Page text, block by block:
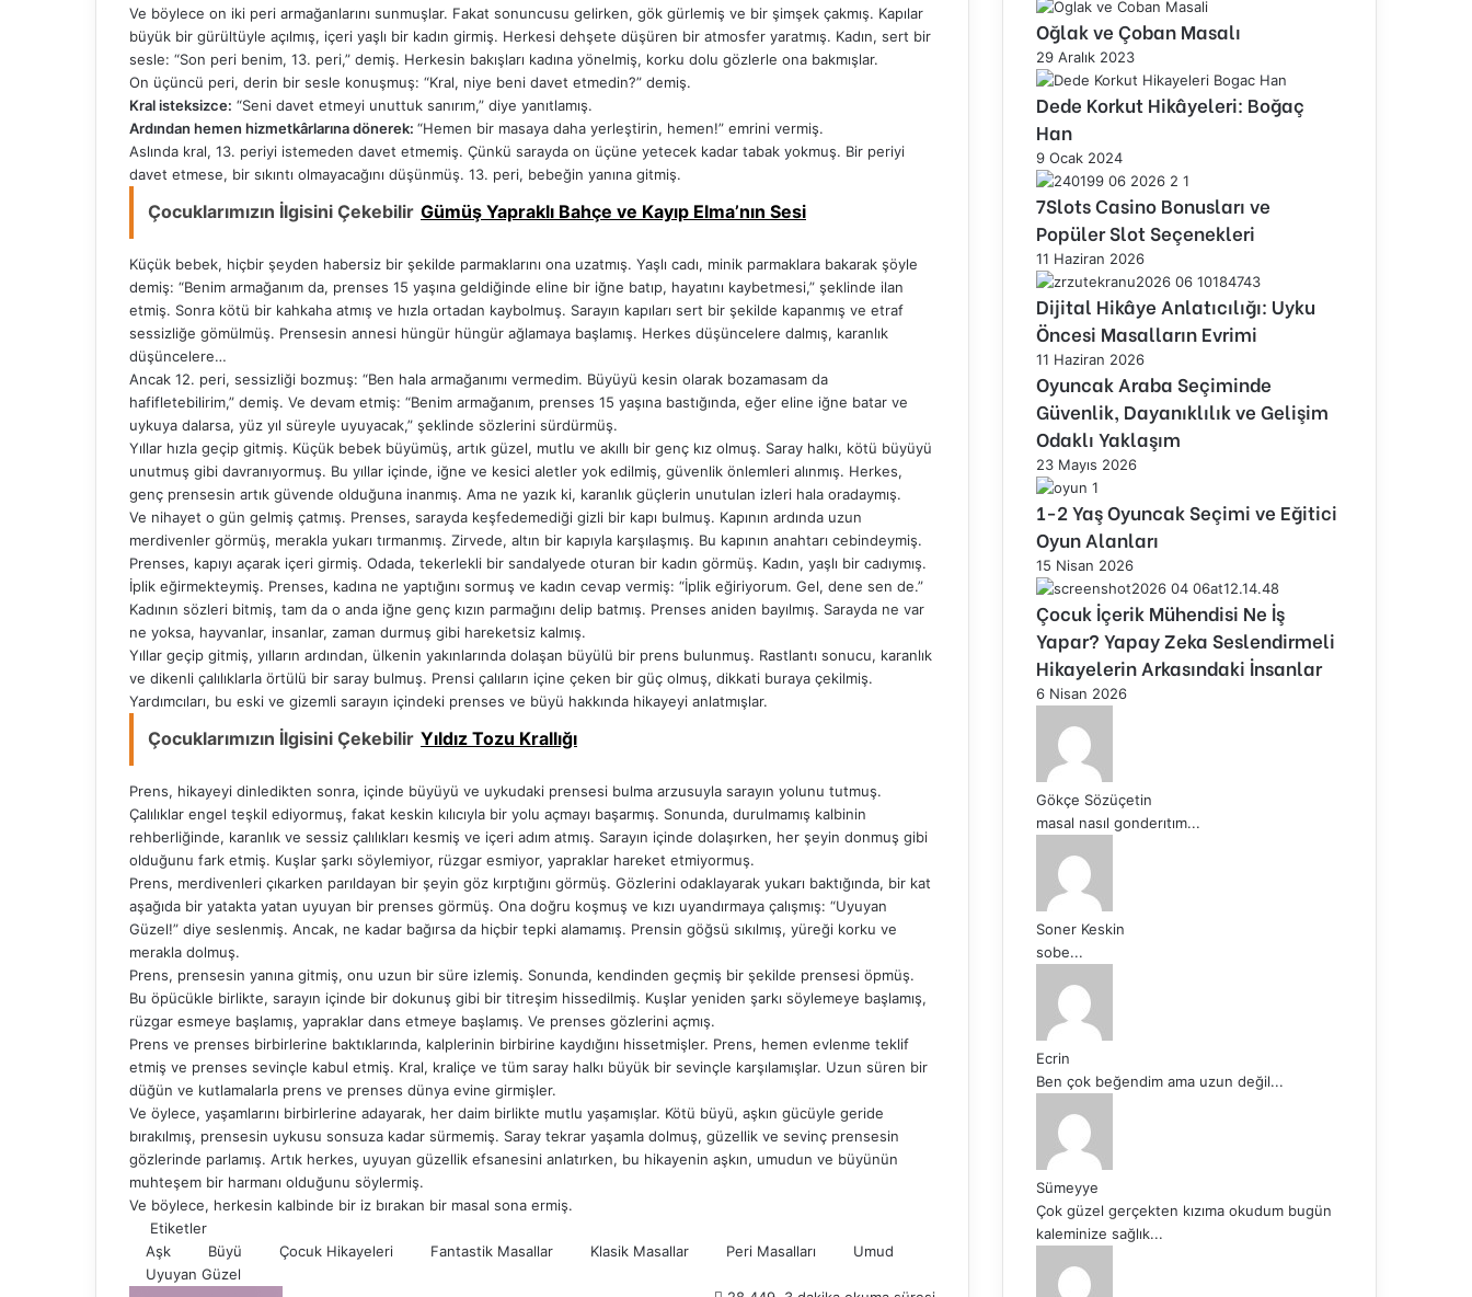
Ve böylece on iki peri armağanlarını sunmuşlar. Fakat sonuncusu gelirken, gök gürlemiş ve bir şimşek çakmış. Kapılar
büyük bir gürültüyle açılmış, içeri yaşlı bir kadın girmiş. Herkesi dehşete düşüren bir atmosfer yaratmış. Kadın, sert bir
sesle: “Son peri benim, 13. peri,” demiş. Herkesin bakışları kadına yönelmiş, korku dolu gözlerle ona bakmışlar.
On üçüncü peri, derin bir sesle konuşmuş: “Kral, niye beni davet etmedin?” demiş.
Kral isteksizce: “Seni davet etmeyi unuttuk sanırım,” diye yanıtlamış.
Ardından hemen hizmetkârlarına dönerek: “Hemen bir masaya daha yerleştirin, hemen!” emrini vermiş.
Aslında kral, 13. periyi istemeden davet etmemiş. Çünkü sarayda on üçüne yetecek kadar tabak yokmuş. Bir periyi
davet etmese, bir sıkıntı olmayacağını düşünmüş. 13. peri, bebeğin yanına gitmiş.
Çocuklarımızın İlgisini Çekebilir Gümüş Yapraklı Bahçe ve Kayıp Elma’nın Sesi
Küçük bebek, hiçbir şeyden habersiz bir şekilde parmaklarını ona uzatmış. Yaşlı cadı, minik parmaklara bakarak şöyle
demiş: “Benim armağanım da, prenses 15 yaşına geldiğinde eline bir iğne batıp, hayatını kaybetmesi,” şeklinde ilan
etmiş. Sonra kötü bir kahkaha atmış ve hızla ortadan kaybolmuş. Sarayın kapıları sert bir şekilde kapanmış ve etraf
sessizliğe gömülmüş. Prensesin annesi hüngür hüngür ağlamaya başlamış. Herkes düşüncelere dalmış, karanlık
düşüncelere…
Ancak 12. peri, sessizliği bozmuş: “Ben hala armağanımı vermedim. Büyüyü kesin olarak bozamasam da
hafifletebilirim,” demiş. Ve devam etmiş: “Benim armağanım, prenses 15 yaşına bastığında, eğer eline iğne batar ve
uykuya dalarsa, yüz yıl süreyle uyuyacak,” şeklinde sözlerini sürdürmüş.
Yıllar hızla geçip gitmiş. Küçük bebek büyümüş, artık güzel, mutlu ve akıllı bir genç kız olmuş. Saray halkı, kötü büyüyü
unutmuş gibi davranıyormuş. Bu yıllar içinde, iğne ve kesici aletler yok edilmiş, güvenlik önlemleri alınmış. Herkes,
genç prensesin artık güvende olduğuna inanmış. Ama ne yazık ki, karanlık güçlerin unutulan izleri hala oradaymış.
Ve nihayet o gün gelmiş çatmış. Prenses, sarayda keşfedemediği gizli bir kapı bulmuş. Kapının ardında uzun
merdivenler görmüş, merakla yukarı tırmanmış. Zirvede, altın bir kapıyla karşılaşmış. Bu kapının anahtarı cebindeymiş.
Prenses, kapıyı açarak içeri girmiş. Odada, tekerlekli bir sandalyede oturan bir kadın görmüş. Kadın, yaşlı bir cadıymış.
İplik eğirmekteymiş. Prenses, kadına ne yaptığını sormuş ve kadın cevap vermiş: “İplik eğiriyorum. Gel, dene sen de.”
Kadının sözleri bitmiş, tam da o anda iğne genç kızın parmağını delip batmış. Prenses aniden bayılmış. Sarayda ne var
ne yoksa, hayvanlar, insanlar, zaman durmuş gibi hareketsiz kalmış.
Yıllar geçip gitmiş, yılların ardından, ülkenin yakınlarında dolaşan büyülü bir prens bulunmuş. Rastlantı sonucu, karanlık
ve dikenli çalılıklarla örtülü bir saray bulmuş. Prensi çalıların içine çeken bir güç olmuş, dikkati buraya çekilmiş.
Yardımcıları, bu eski ve gizemli sarayın içindeki prenses ve büyü hakkında hikayeyi anlatmışlar.
Çocuklarımızın İlgisini Çekebilir Yıldız Tozu Krallığı
Prens, hikayeyi dinledikten sonra, içinde büyüyü ve uykudaki prensesi bulma arzusuyla sarayın yolunu tutmuş.
Çalılıklar engel teşkil ediyormuş, fakat keskin kılıcıyla bir yolu açmayı başarmış. Sonunda, durulmamış kalbinin
rehberliğinde, karanlık ve sessiz çalılıkları kesmiş ve içeri adım atmış. Sarayın içinde dolaşırken, her şeyin donmuş gibi
olduğunu fark etmiş. Kuşlar şarkı söylemiyor, rüzgar esmiyor, yapraklar hareket etmiyormuş.
Prens, merdivenleri çıkarken parıldayan bir şeyin göz kırptığını görmüş. Gözlerini odaklayarak yukarı baktığında, bir kat
aşağıda bir yatakta yatan uyuyan bir prenses görmüş. Ona doğru koşmuş ve kızı uyandırmaya çalışmış: “Uyuyan
Güzel!” diye seslenmiş. Ancak, ne kadar bağırsa da hiçbir tepki alamamış. Prensin göğsü sıkılmış, yüreği korku ve
merakla dolmuş.
Prens, prensesin yanına gitmiş, onu uzun bir süre izlemiş. Sonunda, kendinden geçmiş bir şekilde prensesi öpmüş.
Bu öpücükle birlikte, sarayın içinde bir dokunuş gibi bir titreşim hissedilmiş. Kuşlar yeniden şarkı söylemeye başlamış,
rüzgar esmeye başlamış, yapraklar dans etmeye başlamış. Ve prenses gözlerini açmış.
Prens ve prenses birbirlerine baktıklarında, kalplerinin birbirine kaydığını hissetmişler. Prens, hemen evlenme teklif
etmiş ve prenses sevinçle kabul etmiş. Kral, kraliçe ve tüm saray halkı büyük bir sevinçle karşılamışlar. Uzun süren bir
düğün ve kutlamalarla prens ve prenses dünya evine girmişler.
Ve öylece, yaşamlarını birbirlerine adayarak, her daim birlikte mutlu yaşamışlar. Kötü büyü, aşkın gücüyle geride
bırakılmış, prensesin uykusu sonsuza kadar sürmemiş. Saray tekrar yaşamla dolmuş, güzellik ve sevinç prensesin
gözlerinde parlamış. Artık herkes, uyuyan güzellik efsanesini anlatırken, bu hikayenin aşkın, umudun ve büyünün
muhteşem bir harmanı olduğunu söylermiş.
Ve böylece, herkesin kalbinde bir iz bırakan bir masal sona ermiş.
Etiketler
Aşk
Büyü Çocuk Hikayeleri Fantastik Masallar Klasik Masallar Peri Masalları
Umud
Uyuyan Güzel
Oğlak ve Çoban Masalı
29 Aralık 2023
Dede Korkut Hikâyeleri: Boğaç
Han
9 Ocak 2024
7Slots Casino Bonusları ve
Popüler Slot Seçenekleri
11 Haziran 2026
Dijital Hikâye Anlatıcılığı: Uyku
Öncesi Masalların Evrimi
11 Haziran 2026
Oyuncak Araba Seçiminde
Güvenlik, Dayanıklılık ve Gelişim
Odaklı Yaklaşım
23 Mayıs 2026
1-2 Yaş Oyuncak Seçimi ve Eğitici
Oyun Alanları
15 Nisan 2026
Çocuk İçerik Mühendisi Ne İş
Yapar? Yapay Zeka Seslendirmeli
Hikayelerin Arkasındaki İnsanlar
6 Nisan 2026
Gökçe Sözüçetin
masal nasıl gonderıtım...
Soner Keskin
sobe...
Ecrin
Ben çok beğendim ama uzun değil...
Sümeyye
Çok güzel gerçekten kızıma okudum bugün
kaleminize sağlık...